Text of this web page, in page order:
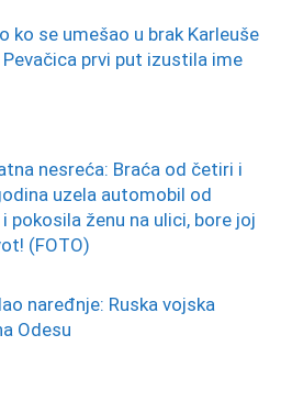
ko se umešao u brak Karleuše
prvi put izustila ime
nesreća: Braća od četiri i
uzela automobil od
pokosila ženu na ulici, bore joj
(FOTO)
naređnje: Ruska vojska
Odesu